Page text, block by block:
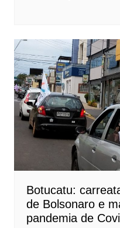
Botucatu:
de Bolsonaro e
pandemia de